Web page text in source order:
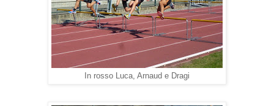
In rosso Luca, Arnaud e Dragi